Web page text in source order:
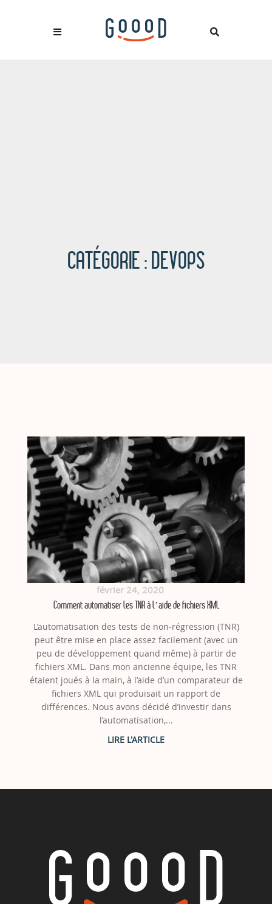
CATÉGORIE :DEVOPS
février 24, 2020
Comment automatiser les TNR à l’aide de fichiers XML
L’automatisation des tests de non-régression (TNR)
peut être mise en place assez facilement (avec un
peu de développement quand même) à partir de
fichiers XML. Dans mon ancienne équipe, les TNR
étaient joués à la main, à l’aide d’un comparateur de
fichiers XML qui produisait un rapport de
différences. Nous avons décidé d’investir dans
l’automatisation,...